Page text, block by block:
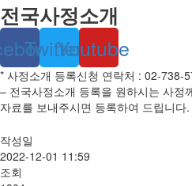
전국사정소개
TwitterYoutube
* 사정소개 등록신청 연락처 : 02-738-
– 전국사정소개 등록을 원하시는 사정
자료를 보내주시면 등록하여 드립니다.
작성일
2022-12-01 11:59
조회